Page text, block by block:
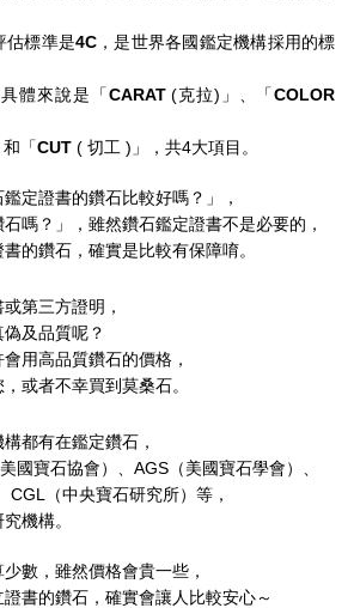
估標準是4C ，是世界各國鑑定機構採用的標
體來說是「CARAT(克拉)」、「COLOR
「CUT ( 切工 )」，共4大項目。
定證書的鑽石比較好嗎？」，
石嗎？」，雖然鑽石鑑定證書不是必要的，
的鑽石，確實是比較有保障唷。
第三方證明，
及品質呢？
用高品質鑽石的價格，
或者不幸買到莫桑石。
都有在鑑定鑽石，
國寶石協會）、AGS（美國寶石學會）、
CGL（中央寶石研究所）等，
機構。
數，雖然價格會貴一些，
書的鑽石，確實會讓人比較安心～